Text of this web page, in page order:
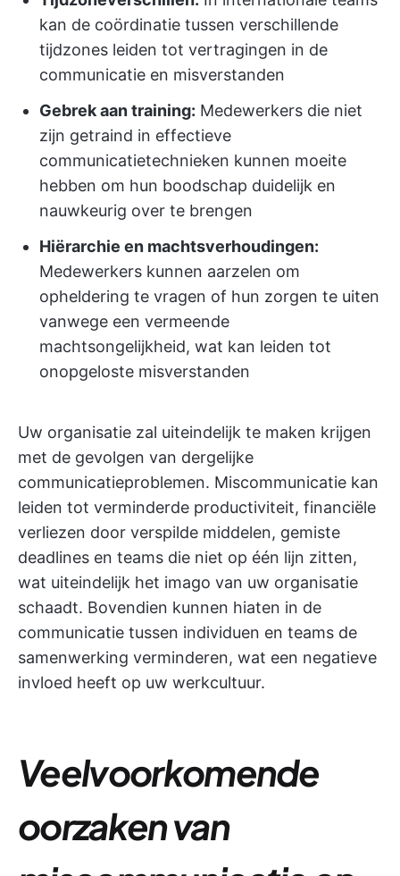
kan de coördinatie tussen verschillende
tijdzones leiden tot vertragingen in de
communicatie en misverstanden
Gebrek aan training: Medewerkers die niet
zijn getraind in effectieve
communicatietechnieken kunnen moeite
hebben om hun boodschap duidelijk en
nauwkeurig over te brengen
Hiërarchie en machtsverhoudingen:
Medewerkers kunnen aarzelen om
opheldering te vragen of hun zorgen te uiten
vanwege een vermeende
machtsongelijkheid, wat kan leiden tot
onopgeloste misverstanden
Uw organisatie zal uiteindelijk te maken krijgen
met de gevolgen van dergelijke
communicatieproblemen. Miscommunicatie kan
leiden tot verminderde productiviteit, financiële
verliezen door verspilde middelen, gemiste
deadlines en teams die niet op één lijn zitten,
wat uiteindelijk het imago van uw organisatie
schaadt. Bovendien kunnen hiaten in de
communicatie tussen individuen en teams de
samenwerking verminderen, wat een negatieve
invloed heeft op uw werkcultuur.
Veelvoorkomende
oorzaken van